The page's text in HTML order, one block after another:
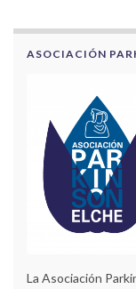
ASOCIACIÓN
La Asociación